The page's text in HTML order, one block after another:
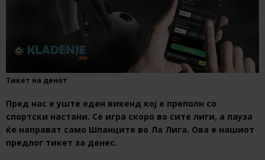
Тикет на денот
Пред нас е уште еден викенд кој е преполн со
спортски настани. Се игра скоро во сите лиги, а пауза
ќе направат само Шпанците во Ла Лига. Ова е нашиот
предлог тикет за денес.